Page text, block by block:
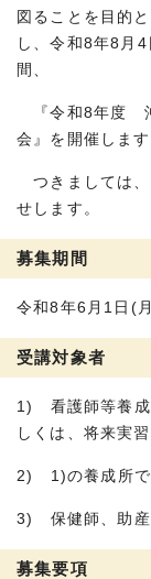
図ることを目的
し、令和8年8月
間、
『令和8年度 沖
会』を開催します
つきましては、
せします。
募集期間
令和8年6月1日(
受講対象者
1) 看護師等養成
しくは、将来実
2) 1)の養成所で
3) 保健師、助産
募集要項